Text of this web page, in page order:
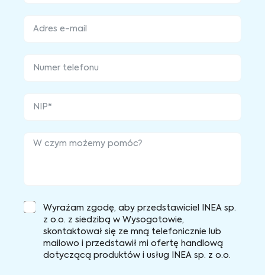
Wyrażam zgodę, aby przedstawiciel INEA sp.
z o.o. z siedzibą w Wysogotowie,
skontaktował się ze mną telefonicznie lub
mailowo i przedstawił mi ofertę handlową
dotyczącą produktów i usług INEA sp. z o.o.